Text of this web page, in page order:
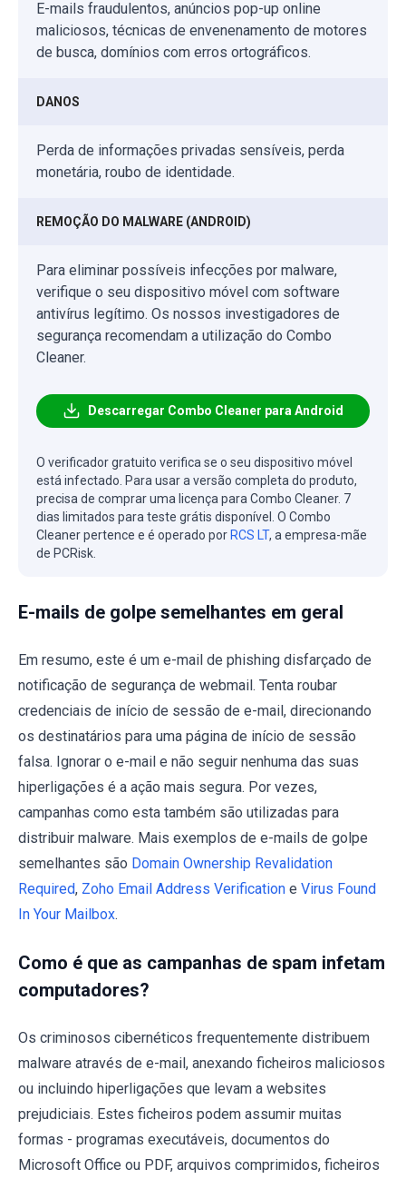
E-mails fraudulentos, anúncios pop-up online
maliciosos, técnicas de envenenamento de motores
de busca, domínios com erros ortográficos.
DANOS
Perda de informações privadas sensíveis, perda
monetária, roubo de identidade.
REMOÇÃO DO MALWARE (ANDROID)
Para eliminar possíveis infecções por malware,
verifique o seu dispositivo móvel com software
antivírus legítimo. Os nossos investigadores de
segurança recomendam a utilização do Combo
Cleaner.
Descarregar Combo Cleaner para Android
O verificador gratuito verifica se o seu dispositivo móvel
está infectado. Para usar a versão completa do produto,
precisa de comprar uma licença para Combo Cleaner. 7
dias limitados para teste grátis disponível. O Combo
Cleaner pertence e é operado por RCS LT, a empresa-mãe
de PCRisk.
E-mails de golpe semelhantes em geral
Em resumo, este é um e-mail de phishing disfarçado de
notificação de segurança de webmail. Tenta roubar
credenciais de início de sessão de e-mail, direcionando
os destinatários para uma página de início de sessão
falsa. Ignorar o e-mail e não seguir nenhuma das suas
hiperligações é a ação mais segura. Por vezes,
campanhas como esta também são utilizadas para
distribuir malware. Mais exemplos de e-mails de golpe
semelhantes são Domain Ownership Revalidation
Required, Zoho Email Address Verification e Virus Found
In Your Mailbox.
Como é que as campanhas de spam infetam
computadores?
Os criminosos cibernéticos frequentemente distribuem
malware através de e-mail, anexando ficheiros maliciosos
ou incluindo hiperligações que levam a websites
prejudiciais. Estes ficheiros podem assumir muitas
formas - programas executáveis, documentos do
Microsoft Office ou PDF, arquivos comprimidos, ficheiros